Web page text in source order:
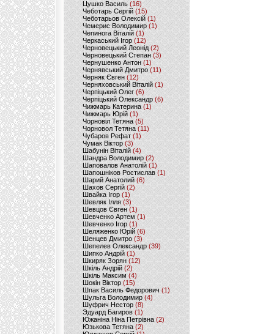
Цушко Василь (16)
Чеботарь Сергій (15)
Чеботарьов Олексій (1)
Чемерис Володимир (1)
Чепинога Віталій (1)
Черкаський Ігор (12)
Черновецький Леонід(2)
Черновецький Степан (3)
Чернушенко Антон (1)
Чернявський Дмитро(11)
Черняк Євген(12)
Черняховський Віталій (1)
Черпіцький Олег (6)
Черпіцький Олександр (6)
Чижмарь Катерина (1)
Чижмарь Юрій (1)
Чорновіл Тетяна (5)
Чорновол Тетяна (11)
Чубаров Рефат (1)
Чумак Віктор(3)
Шабунін Віталій (4)
Шандра Володимир (2)
Шаповалов Анатолій(1)
Шапошніков Ростислав(1)
Шарий Анатолий(6)
Шахов Сергій(2)
Швайка Ігор (1)
Шевляк Ілля (3)
Шевцов Євген (1)
Шевченко Артем(1)
Шевченко Ігор(1)
Шеляженко Юрій (6)
Шенцев Дмитро (3)
Шепелев Олександр (39)
Шипко Андрій(1)
Шкиряк Зорян(12)
Шкіль Андрій(2)
Шкіль Максим (4)
Шокін Віктор (15)
Шпак Василь Федорович (1)
Шульга Володимир (4)
Шуфрич Нестор(8)
Эдуард Багиров (1)
Южаніна Ніна Петрівна (2)
Юзькова Тетяна(2)